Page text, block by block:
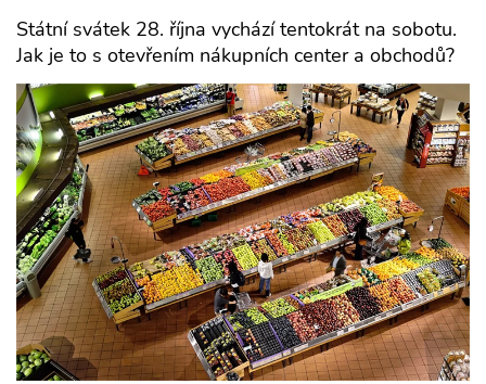
Státní svátek 28. října vychází tentokrát na sobotu.
Jak je to s otevřením nákupních center a obchodů?